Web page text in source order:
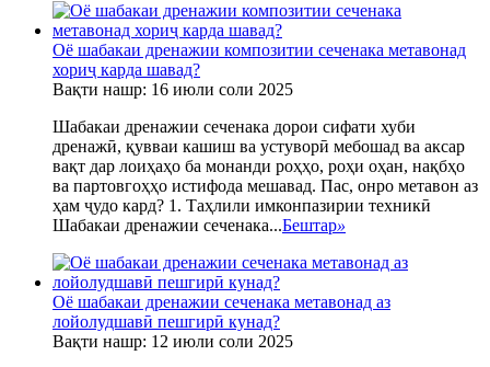
Оё шабакаи дренажии композитии сеченака метавонад
хориҷ карда шавад?
Вақти нашр: 16 июли соли 2025
Шабакаи дренажии сеченака дорои сифати хуби
дренажӣ, қувваи кашиш ва устуворӣ мебошад ва аксар
вақт дар лоиҳаҳо ба монанди роҳҳо, роҳи оҳан, нақбҳо
ва партовгоҳҳо истифода мешавад. Пас, онро метавон аз
ҳам ҷудо кард? 1. Таҳлили имконпазирии техникӣ
Шабакаи дренажии сеченака...Бештар»
Оё шабакаи дренажии сеченака метавонад аз
лойолудшавӣ пешгирӣ кунад?
Вақти нашр: 12 июли соли 2025